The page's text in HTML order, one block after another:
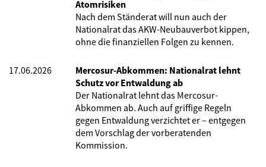
Atomrisiken
Nach dem Ständerat will nun auch der
Nationalrat das AKW-Neubauverbot kippen,
ohne die finanziellen Folgen zu kennen.
17.06.2026
Mercosur-Abkommen: Nationalrat lehnt
Schutz vor Entwaldung ab
Der Nationalrat lehnt das Mercosur-
Abkommen ab. Auch auf griffige Regeln
gegen Entwaldung verzichtet er – entgegen
dem Vorschlag der vorberatenden
Kommission.